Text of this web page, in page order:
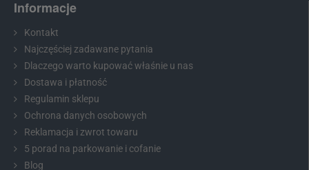
Informacje
Kontakt
Najczęściej zadawane pytania
Dlaczego warto kupować właśnie u nas
Dostawa i płatność
Regulamin sklepu
Ochrona danych osobowych
Reklamacja i zwrot towaru
5 porad na parkowanie i cofanie
Blog